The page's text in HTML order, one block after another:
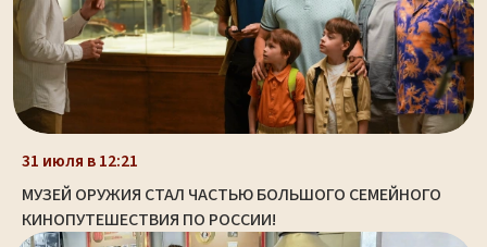
31 июля в 12:21
МУЗЕЙ ОРУЖИЯ СТАЛ ЧАСТЬЮ БОЛЬШОГО СЕМЕЙНОГО
КИНОПУТЕШЕСТВИЯ ПО РОССИИ!